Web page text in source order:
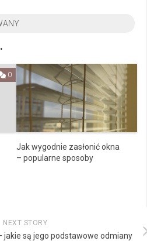
0
Jak wygodnie zasłonić okna
– popularne sposoby
NEXT STORY
jakie są jego podstawowe odmiany